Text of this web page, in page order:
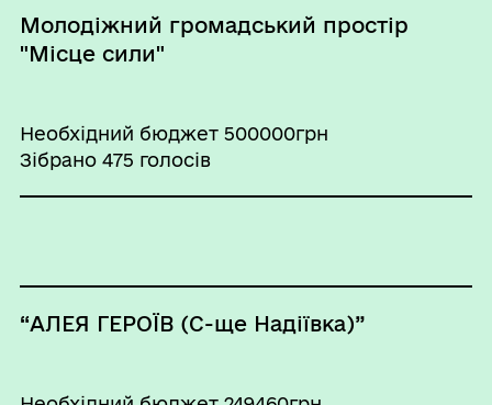
Молодіжний громадський простір
"Місце сили"
Необхідний бюджет 500000грн
Зібрано 475 голосів
“АЛЕЯ ГЕРОЇВ (С-ще Надіївка)”